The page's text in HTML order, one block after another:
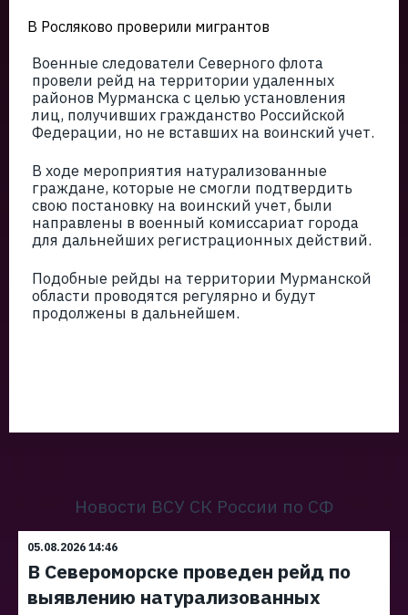
В Росляково проверили мигрантов
Военные следователи Северного флота
провели рейд на территории удаленных
районов Мурманска с целью установления
лиц, получивших гражданство Российской
Федерации, но не вставших на воинский учет.
В ходе мероприятия натурализованные
граждане, которые не смогли подтвердить
свою постановку на воинский учет, были
направлены в военный комиссариат города
для дальнейших регистрационных действий.
Подобные рейды на территории Мурманской
области проводятся регулярно и будут
продолжены в дальнейшем.
Новости ВСУ СК России по СФ
05.08.2026 14:46
В Североморске проведен рейд по
выявлению натурализованных